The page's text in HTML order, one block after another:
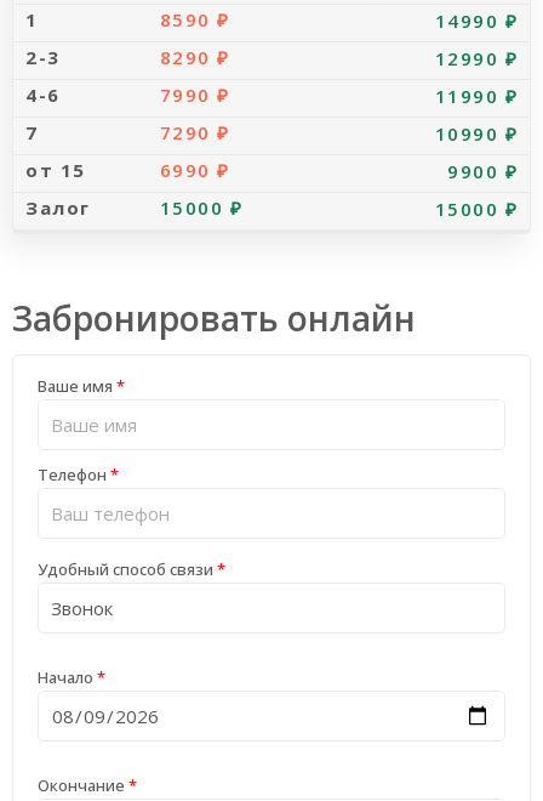
8590 ₽
14990 ₽
8290 ₽
12990 ₽
7990 ₽
11990 ₽
7290 ₽
10990 ₽
6990 ₽
9900 ₽
15000 ₽
15000 ₽
Забронировать онлайн
Ваше имя *
Телефон *
Удобный способ связи *
Начало *
Окончание *